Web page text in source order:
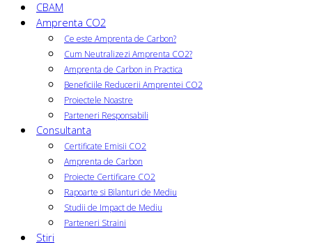
CBAM
Amprenta CO2
Ce este Amprenta de Carbon?
Cum Neutralizezi Amprenta CO2?
Amprenta de Carbon in Practica
Beneficiile Reducerii Amprentei CO2
Proiectele Noastre
Parteneri Responsabili
Consultanta
Certificate Emisii CO2
Amprenta de Carbon
Proiecte Certificare CO2
Rapoarte si Bilanturi de Mediu
Studii de Impact de Mediu
Parteneri Straini
Stiri